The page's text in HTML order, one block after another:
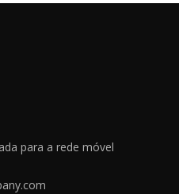
para a rede móvel